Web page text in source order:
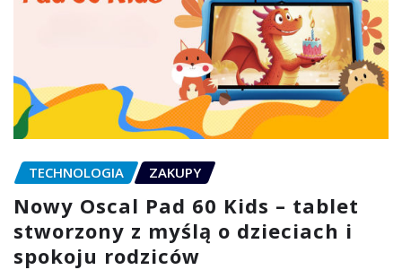
TECHNOLOGIA ZAKUPY
Nowy Oscal Pad 60 Kids – tablet
stworzony z myślą o dzieciach i
spokoju rodziców